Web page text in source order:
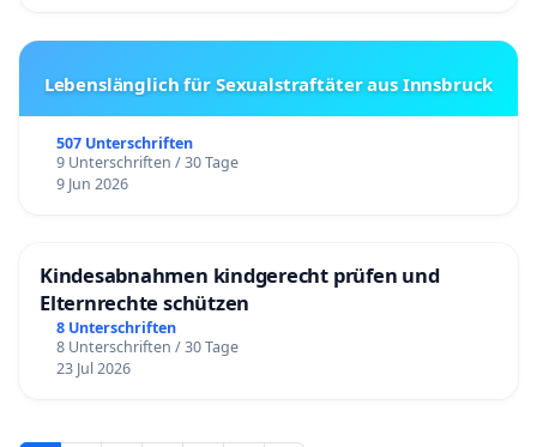
Lebenslänglich für Sexualstraftäter aus Innsbruck
507 Unterschriften
9 Unterschriften / 30 Tage
9 Jun 2026
Kindesabnahmen kindgerecht prüfen und
Elternrechte schützen
8 Unterschriften
8 Unterschriften / 30 Tage
23 Jul 2026